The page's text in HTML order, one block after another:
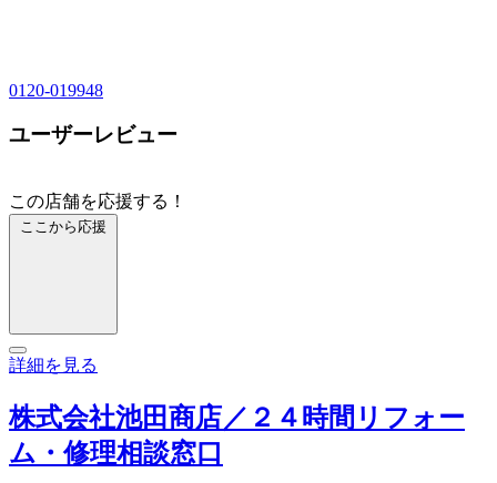
0120-019948
ユーザーレビュー
この店舗を応援する！
ここから応援
詳細を見る
株式会社池田商店／２４時間リフォー
ム・修理相談窓口